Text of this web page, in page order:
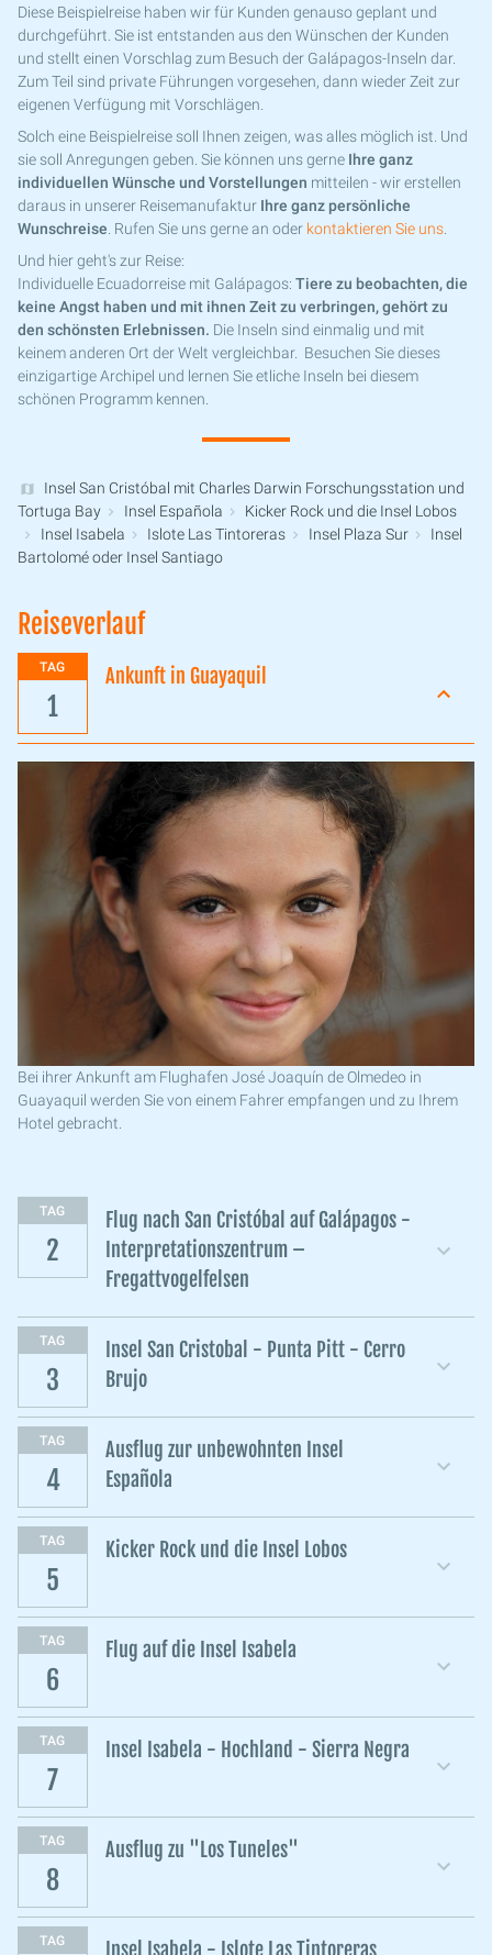
Diese Beispielreise haben wir für Kunden genauso geplant und
durchgeführt. Sie ist entstanden aus den Wünschen der Kunden
und stellt einen Vorschlag zum Besuch der Galápagos-Inseln dar.
Zum Teil sind private Führungen vorgesehen, dann wieder Zeit zur
eigenen Verfügung mit Vorschlägen.
Solch eine Beispielreise soll Ihnen zeigen, was alles möglich ist. Und
sie soll Anregungen geben. Sie können uns gerne Ihre ganz
individuellen Wünsche und Vorstellungen mitteilen - wir erstellen
daraus in unserer Reisemanufaktur Ihre ganz persönliche
Wunschreise . Rufen Sie uns gerne an oder kontaktieren Sie uns
Und hier geht's zur Reise:
Individuelle Ecuadorreise mit Galápagos: Tiere zu beobachten, die
keine Angst haben und mit ihnen Zeit zu verbringen, gehört zu
den schönsten Erlebnissen. Die Inseln sind einmalig und mit
keinem anderen Ort der Welt vergleichbar. Besuchen Sie dieses
einzigartige Archipel und lernen Sie etliche Inseln bei diesem
schönen Programm kennen.
Insel San Cristóbal mit Charles Darwin Forschungsstation und
Tortuga Bay
Insel Española
Kicker Rock und die Insel Lobos
Insel Isabela
Islote Las Tintoreras Insel Plaza Sur
Insel
Bartolomé oder Insel Santiago
Reiseverlauf
TAG
1
Ankunft in Guayaquil
Bei ihrer Ankunft am Flughafen José Joaquín de Olmedeo in
Guayaquil werden Sie von einem Fahrer empfangen und zu Ihrem
Hotel gebracht.
TAG
2
Flug nach San Cristóbal auf Galápagos -
Interpretationszentrum –
Fregattvogelfelsen
TAG
3
Insel San Cristobal - Punta Pitt - Cerro
Brujo
TAG
4
Ausflug zur unbewohnten Insel
Española
TAG
5
Kicker Rock und die Insel Lobos
TAG
6
Flug auf die Insel Isabela
TAG
7
Insel Isabela - Hochland - Sierra Negra
TAG
8
Ausflug zu "Los Tuneles"
TAG Insel Isabela - Islote Las Tintoreras